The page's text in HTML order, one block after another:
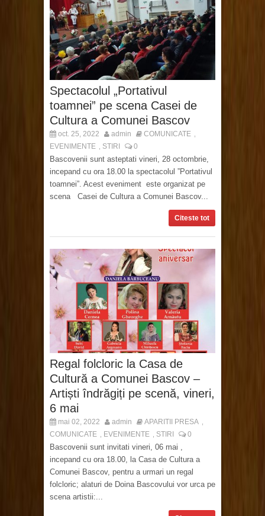
Spectacolul „Portativul
toamnei” pe scena Casei de
Cultura a Comunei Bascov
oct. 25, 2022 admin COMUNICATE
EVENIMENTE STIRI 0
Bascovenii sunt asteptati vineri, 28 octombrie,
incepand cu ora 18.00 la spectacolul ”Portativul
toamnei”. Acest eveniment este organizat pe
scena Casei de Cultura a Comunei Bascov...
Citeste tot
Regal folcloric la Casa de
Cultură a Comunei Bascov –
Artiști îndrăgiți pe scenă, vineri,
6 mai
mai 02, 2022 admin APARITII PRESA
COMUNICATE EVENIMENTE STIRI 0
Bascovenii sunt invitati vineri, 06 mai ,
incepand cu ora 18.00, la Casa de Cultura a
Comunei Bascov, pentru a urmari un regal
folcloric; alaturi de Doina Bascovului vor urca pe
scena artistii:...